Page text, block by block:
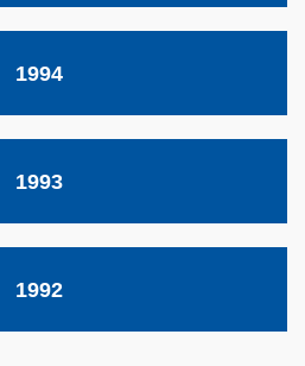
1994
1993
1992